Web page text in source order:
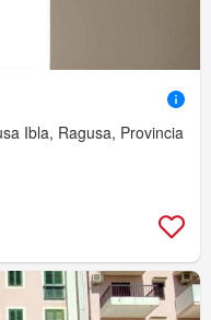
Ibla, Ragusa, Provincia